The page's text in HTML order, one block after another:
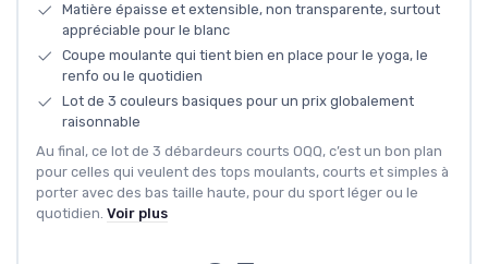
Matière épaisse et extensible, non transparente, surtout
appréciable pour le blanc
Coupe moulante qui tient bien en place pour le yoga, le
renfo ou le quotidien
Lot de 3 couleurs basiques pour un prix globalement
raisonnable
Au final, ce lot de 3 débardeurs courts OQQ, c’est un bon plan
pour celles qui veulent des tops moulants, courts et simples à
porter avec des bas taille haute, pour du sport léger ou le
quotidien. Voir plus